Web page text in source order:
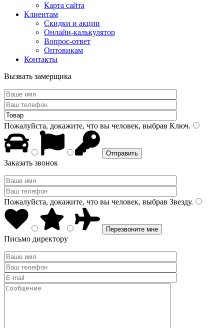
Карта сайта
Клиентам
Скидки и акции
Онлайн-калькулятор
Вопрос-ответ
Оптовикам
Контакты
Вызвать замерщика
Пожалуйста, докажите, что вы человек, выбрав Ключ.
Заказать звонок
Пожалуйста, докажите, что вы человек, выбрав Звезду.
Письмо директору